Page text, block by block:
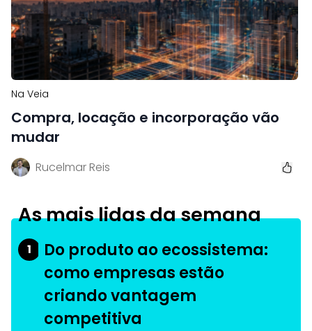
Na Veia
Compra, locação e incorporação vão
mudar
Rucelmar Reis
As mais lidas da semana
1
Do produto ao ecossistema:
como empresas estão
criando vantagem
competitiva